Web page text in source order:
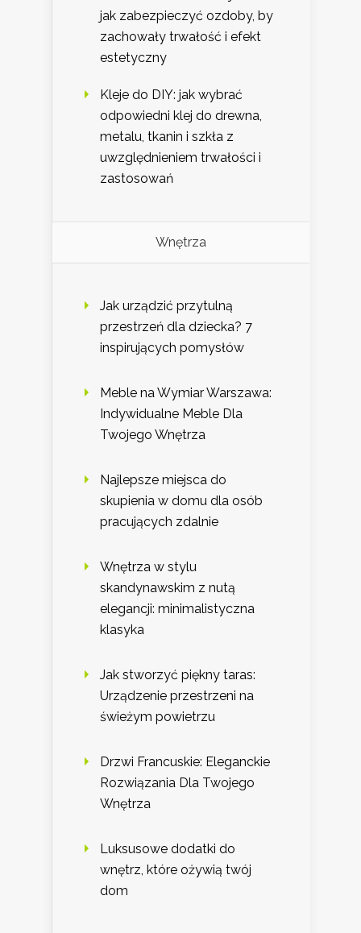
jak zabezpieczyć ozdoby, by
zachowały trwałość i efekt
estetyczny
Kleje do DIY: jak wybrać
odpowiedni klej do drewna,
metalu, tkanin i szkła z
uwzględnieniem trwałości i
zastosowań
Wnętrza
Jak urządzić przytulną
przestrzeń dla dziecka? 7
inspirujących pomysłów
Meble na Wymiar Warszawa:
Indywidualne Meble Dla
Twojego Wnętrza
Najlepsze miejsca do
skupienia w domu dla osób
pracujących zdalnie
Wnętrza w stylu
skandynawskim z nutą
elegancji: minimalistyczna
klasyka
Jak stworzyć piękny taras:
Urządzenie przestrzeni na
świeżym powietrzu
Drzwi Francuskie: Eleganckie
Rozwiązania Dla Twojego
Wnętrza
Luksusowe dodatki do
wnętrz, które ożywią twój
dom